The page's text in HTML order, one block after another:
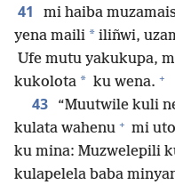
41
mi haiba
yena maili * iliñwi,
Ufe mutu yakukupa,
kukolota * ku wena. +
43
“Muutwile kuli
kulata wahenu + mi
ku mina: Muzwelepili
kulapelela baba